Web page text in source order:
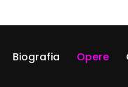
Biografia Opere